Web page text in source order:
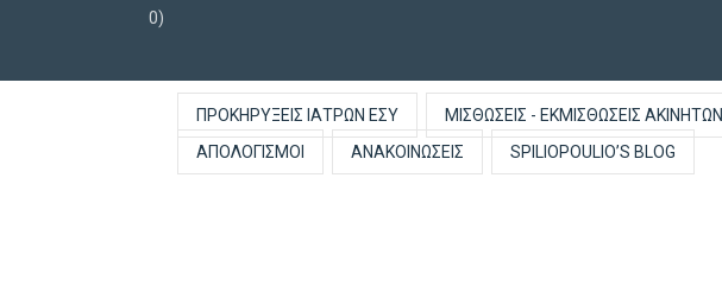
0)
ΠΡΟΚΗΡΎΞΕΙΣ ΙΑΤΡΏΝ ΕΣΥ ΜΙΣΘΏΣΕΙΣ - ΕΚΜΙΣΘΏΣΕΙΣ ΑΚΙΝΉΤΩΝ
ΑΠΟΛΟΓΙΣΜΟΊ
ΑΝΑΚΟΙΝΏΣΕΙΣ SPILIOPOULIO’S BLOG